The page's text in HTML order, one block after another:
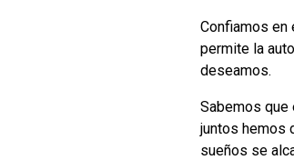
Confiamos en
permite la
deseamos.
Sabemos que
juntos hemos
sueños se